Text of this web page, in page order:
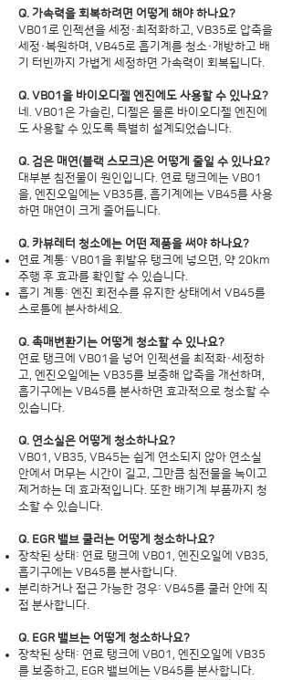
Q. 가속력을 회복하려면 어떻게 해야 하나요?
VB01로 인젝션을 세정·최적화하고, VB35로 압축을
세정·복원하며, VB45로 흡기계를 청소·개방하고 배
기 터빈까지 가볍게 세정하면 가속력이 회복됩니다.
Q. VB01을 바이오디젤 엔진에도 사용할 수 있나요?
네. VB01은 가솔린, 디젤은 물론 바이오디젤 엔진에
도 사용할 수 있도록 특별히 설계되었습니다.
Q. 검은 매연(블랙 스모크)은 어떻게 줄일 수 있나요?
대부분 침전물이 원인입니다. 연료 탱크에는 VB01
을, 엔진오일에는 VB35를, 흡기계에는 VB45를 사용
하면 매연이 크게 줄어듭니다.
Q. 카뷰레터 청소에는 어떤 제품을 써야 하나요?
연료 계통: VB01을 휘발유 탱크에 넣으면, 약 20km
주행 후 효과를 확인할 수 있습니다.
흡기 계통: 엔진 회전수를 유지한 상태에서 VB45를
스로틀에 분사하세요.
Q. 촉매변환기는 어떻게 청소할 수 있나요?
연료 탱크에 VB01을 넣어 인젝션을 최적화·세정하
고, 엔진오일에는 VB35를 보충해 압축을 개선하며,
흡기구에는 VB45를 분사하면 효과적으로 청소할 수
있습니다.
Q. 연소실은 어떻게 청소하나요?
VB01, VB35, VB45는 쉽게 연소되지 않아 연소실
안에서 머무는 시간이 길고, 그만큼 침전물을 녹이고
제거하는 데 효과적입니다. 또한 배기계 부품까지 청
소할 수 있습니다.
Q. EGR 밸브 쿨러는 어떻게 청소하나요?
장착된 상태: 연료 탱크에 VB01, 엔진오일에 VB35,
흡기구에는 VB45를 분사합니다.
분리하거나 접근 가능한 경우: VB45를 쿨러 안에 직
접 분사합니다.
Q. EGR 밸브는 어떻게 청소하나요?
장착된 상태: 연료 탱크에 VB01, 엔진오일에 VB35
를 보충하고, EGR 밸브에는 VB45를 분사합니다.